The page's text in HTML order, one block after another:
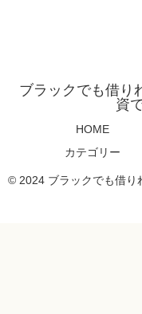
ブラックでも借り
資
HOME
カテゴリー
© 2024 ブラックでも借り